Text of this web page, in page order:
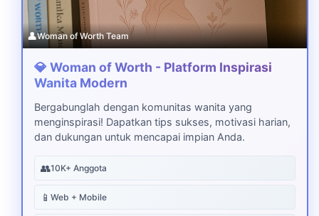
👤Woman of Worth Team
💎 Woman of Worth - Platform Inspirasi
Wanita Modern
Bergabunglah dengan komunitas wanita yang
menginspirasi! Dapatkan tips sukses, motivasi harian,
dan dukungan untuk mencapai impian Anda.
👥10K+ Anggota
📱 Web + Mobile